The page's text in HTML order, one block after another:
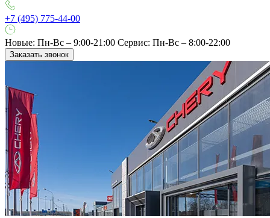
+7 (495) 775-44-00
Новые: Пн-Вс – 9:00-21:00 Сервис: Пн-Вс – 8:00-22:00
Заказать звонок